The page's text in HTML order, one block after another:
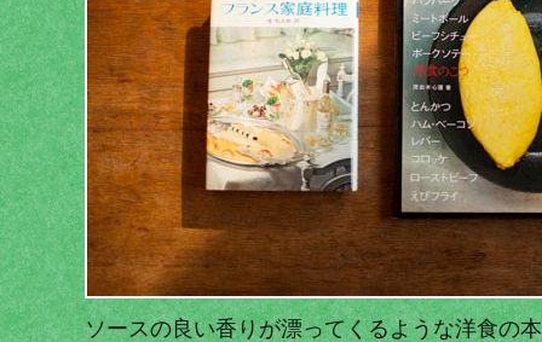
ソースの良い香りが漂ってくるような洋食の